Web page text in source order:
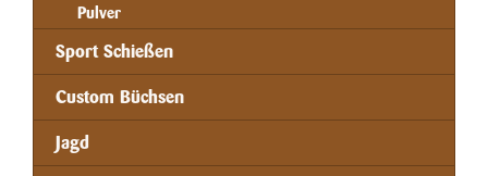
Pulver
Sport Schießen
Custom Büchsen
Jagd